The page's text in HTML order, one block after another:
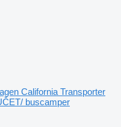
California Transporter
buscamper